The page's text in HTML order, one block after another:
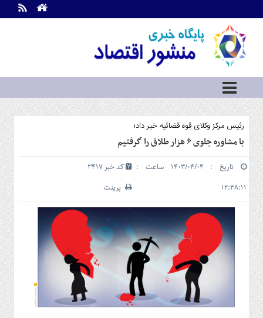
اطلاعات
تماس
ما
درباره
ما
سرویس
ها
خانه
سرمایه
و
بورس
و
شهری
گاز
و
پتروشیمی
رئیس مرکز وکلای قوه قضائیه خبر داد؛
با مشاوره جلوی ۶ هزار طلاق را گرفتیم
تاریخ : ۱۴۰۳/۰۴/۰۴ ساعت :
۱۲:۳۸:۱۱
کد خبر 3417
پرینت